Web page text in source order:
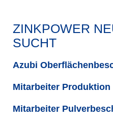
ZINKPOWER
SUCHT
Azubi
Mitarbeiter Produktion
Mitarbeiter